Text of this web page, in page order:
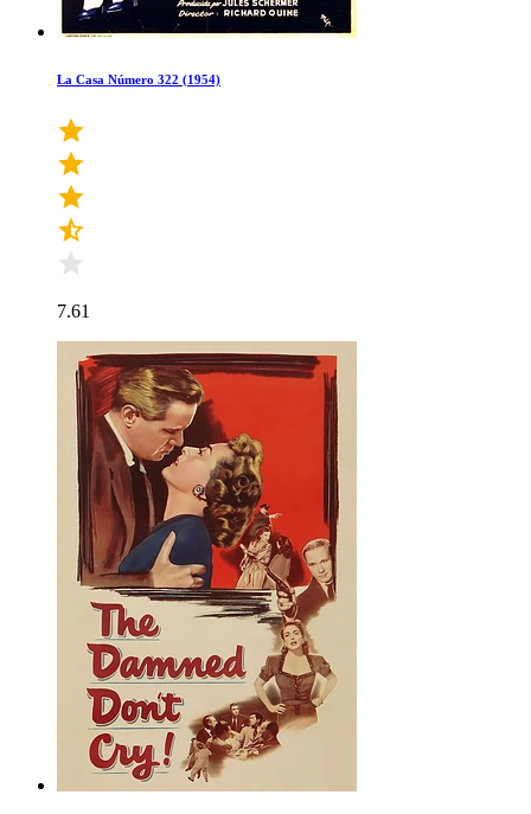
La Casa Número 322 (1954)
7.61